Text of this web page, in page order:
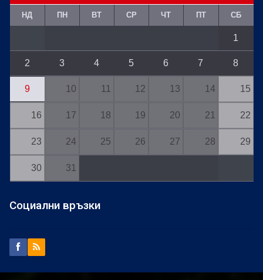
НД ПН ВТ СР ЧТ ПТ СБ
1
2 3 4 5 6 7 8
9 10 11 12 13 14 15
16 17 18 19 20 21 22
23 24 25 26 27 28 29
30 31
Социални връзки